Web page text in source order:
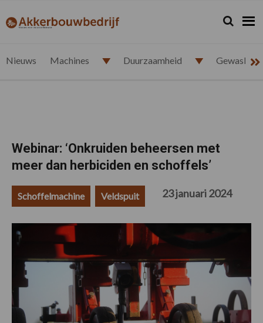
de
de
de
de
akkerbouwbedrijf.nl Zoeken...
Zoek
Nieuws Machines Duurzaamheid
Webinar: ‘Onkruiden beheersen met
meer dan herbiciden en schoffels’
Schoffelmachine Veldspuit 23 januari 2024